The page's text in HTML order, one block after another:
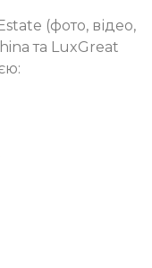
(фото, відео,
та LuxGreat